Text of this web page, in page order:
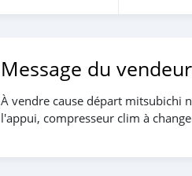
Message du vendeur
À vendre cause départ mitsubichi
l'appui, compresseur clim à